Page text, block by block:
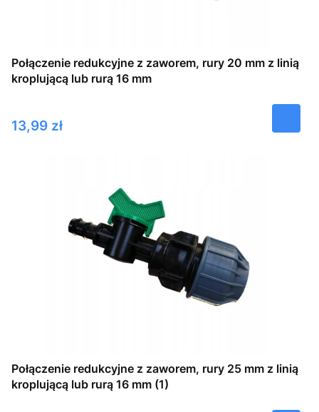
Połączenie redukcyjne z zaworem, rury 20 mm z linią
kroplującą lub rurą 16 mm
Cena
13,99 zł
Połączenie redukcyjne z zaworem, rury 25 mm z linią
kroplującą lub rurą 16 mm (1)